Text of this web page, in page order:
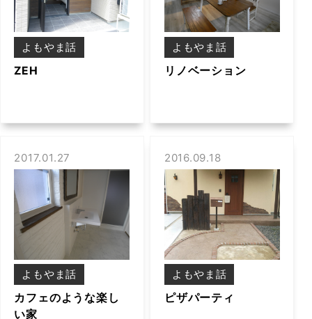
よもやま話
ZEH
よもやま話
リノベーション
2017.01.27
よもやま話
カフェのような楽し
い家
2016.09.18
よもやま話
ピザパーティ